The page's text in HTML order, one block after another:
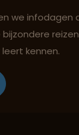
we infodagen
kennen.